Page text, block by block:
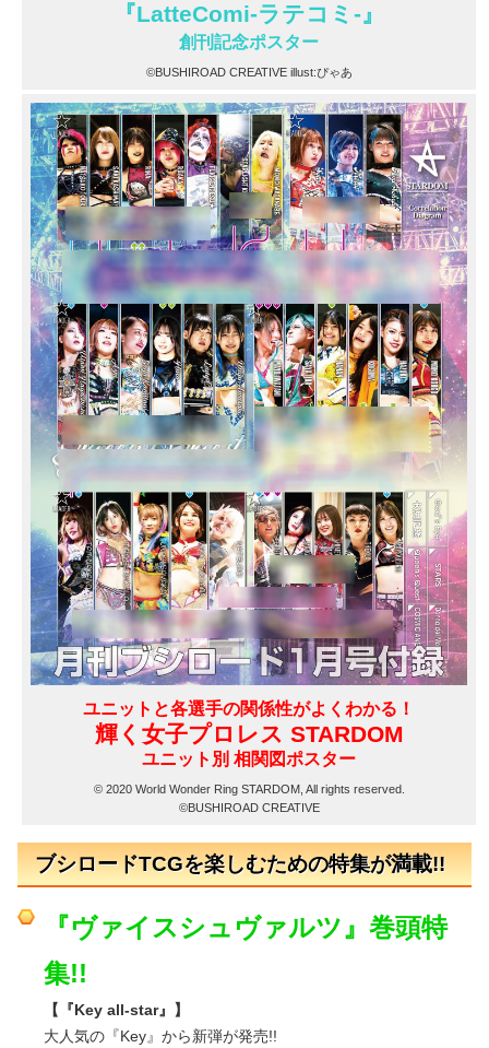
『LatteComi-ラテコミ-』
創刊記念ポスター
©BUSHIROAD CREATIVE illust:ぴゃあ
ユニットと各選手の関係性がよくわかる！
輝く女子プロレス STARDOM
ユニット別 相関図ポスター
© 2020 World Wonder Ring STARDOM, All rights reserved.
©BUSHIROAD CREATIVE
ブシロードTCGを楽しむための特集が満載!!
『ヴァイスシュヴァルツ』巻頭特
集!!
【『Key all-star』】
大人気の『Key』から新弾が発売!!